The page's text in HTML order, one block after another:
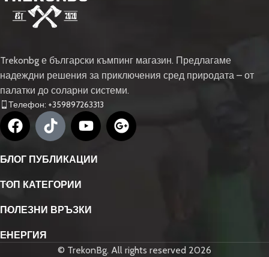
Trekonbg е български къмпинг магазин. Предлагаме
надеждни решения за приключения сред природата – от
палатки до соларни системи.
Телефон: +359897263313
БЛОГ ПУБЛИКАЦИИ
ТОП КАТЕГОРИИ
ПОЛЕЗНИ ВРЪЗКИ
ЕНЕРГИЯ
© TrekonBg. All rights reserved 2026